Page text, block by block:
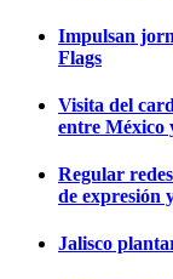
Impulsan
Flags
Visita del
entre México
Regular
de expresión
Jalisco